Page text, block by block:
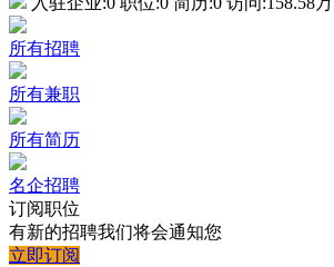
所有招聘
所有兼职
所有简历
名企招聘
订阅职位
有新的招聘我们将会通知您
立即订阅